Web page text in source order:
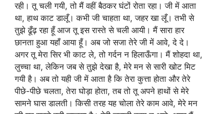
रही। तू चली गयी, तो मैं वहीं बैठकर घंटों रोता रहा। जी में आता
था, हाथ काट डालूँ। कभी जी चाहता था, जहर खा लूँ। तभी से
तुझे ढूँढ़ रहा हूँ आज तू इस रास्ते से चली आयी। मैं सारा हार
छानता हुआ यहाँ आया हूँ। अब जो सजा तेरे जी में आवे, दे दे।
अगर तू मेरा सिर भी काट ले, तो गर्दन न हिलाऊँगा। मैं शोहदा था,
लुच्चा था, लेकिन जब से तुझे देखा है, मेरे मन से सारी खोट मिट
गयी है। अब तो यही जी में आता है कि तेरा कुत्ता होता और तेरे
पीछे-पीछे चलता, तेरा घोड़ा होता, तब तो तू अपने हाथों से मेरे
सामने घास डालती। किसी तरह यह चोला तेरे काम आवे, मेरे मन